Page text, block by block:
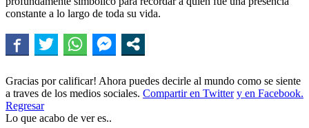
constante a lo largo de toda su vida.
Gracias por calificar! Ahora puedes decirle al mundo como se siente
a traves de los medios sociales. Compartir en Twitter y en Facebook.
Regresar
Lo que acabo de ver es..